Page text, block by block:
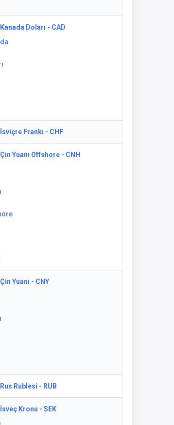
Kanada Doları - CAD
İsviçre Frankı - CHF
Çin Yuanı Offshore - CNH
Çin Yuanı - CNY
Rus Rublesi - RUB
İsveç Kronu - SEK